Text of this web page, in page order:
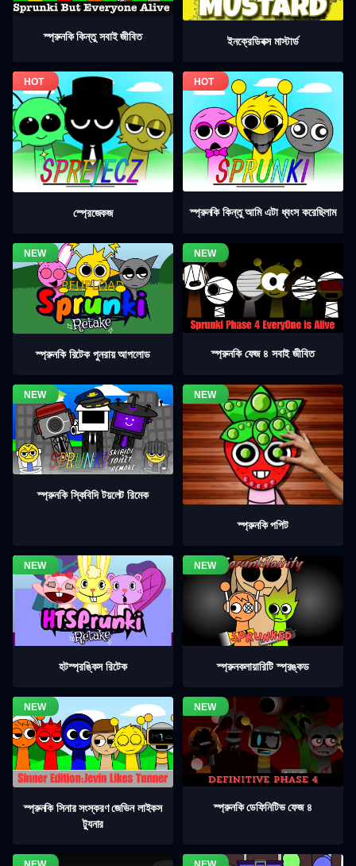
স্প্রুনকি কিন্তু সবাই জীবিত ইনক্রেডিবক্স মাস্টার্ড
স্প্রেজেকজ স্প্রুনকি কিন্তু আমি এটা ধ্বংস করেছিলাম
স্প্রুনকি রিটেক পুনরায় আপলোড স্প্রুনকি ফেজ ৪ সবাই জীবিত
স্প্রুনকি স্কিবিদি টয়লেট রিমেক
স্প্রুনকি পপিট
হটস্প্রঙ্কিস রিটেক স্প্রুনকলায়ারিটি স্প্রঙ্কড
স্প্রুনকি সিনার সংস্করণ জেভিন লাইকস
ট্যুনার
স্প্রুনকি ডেফিনিটিভ ফেজ ৪